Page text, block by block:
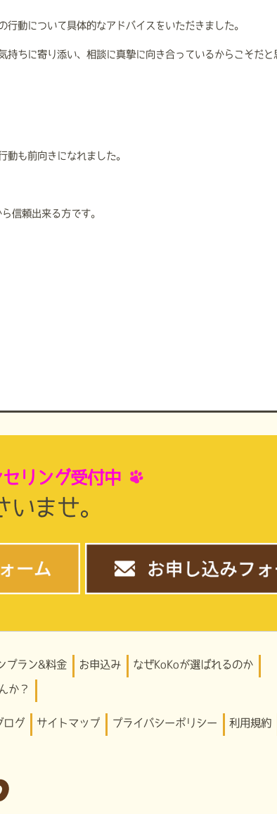
動について具体的なアドバイスをいただきました。
ちに寄り添い、相談に真摯に向き合っているからこそだと
も前向きになれました。
信頼出来る方です。
リング受付中
ませ。
プラン&料金 お申込み なぜKoKoが選ばれるのか
か？
ログ サイトマップ プライバシーポリシー 利用規約